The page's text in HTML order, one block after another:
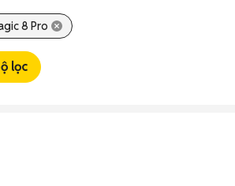
8 Pro
lọc